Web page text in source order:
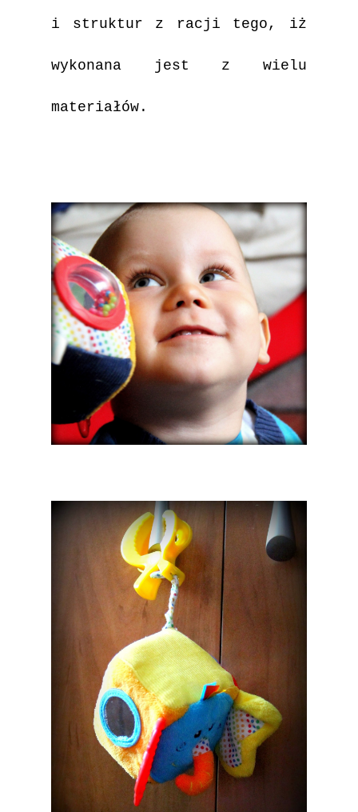
i struktur z racji tego, iż
wykonana jest z wielu
materiałów.